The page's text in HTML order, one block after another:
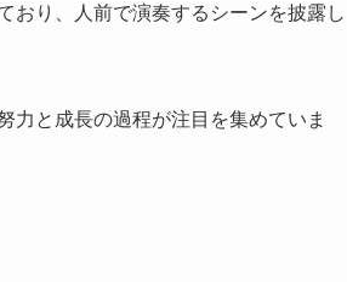
おり、人前で演奏するシーンを披露し
力と成長の過程が注目を集めていま